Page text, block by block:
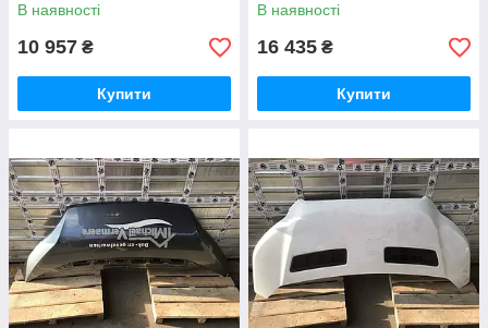
В наявності
10 957 ₴
Купити
В наявності
16 435 ₴
Купити